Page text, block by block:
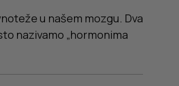
u našem mozgu. Dva
nazivamo „hormonima